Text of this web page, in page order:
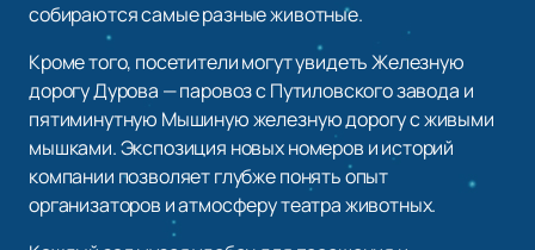
собираются самые разные животные.
Кроме того, посетители могут увидеть Железную
дорогу Дурова — паровоз с Путиловского завода и
пятиминутную Мышиную железную дорогу с живыми
мышками. Экспозиция новых номеров и историй
компании позволяет глубже понять опыт
организаторов и атмосферу театра животных.